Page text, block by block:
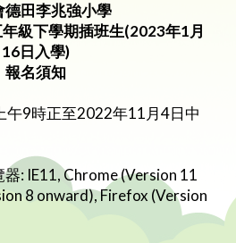
德田李兆強小學
級下學期插班生(2023年1月
16日入學)
報名須知
9時正至2022年11月4日中
: IE11, Chrome (Version 11
8 onward), Firefox (Version